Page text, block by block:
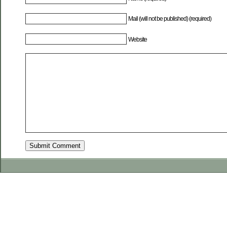
Mail (will not be published) (required)
Website